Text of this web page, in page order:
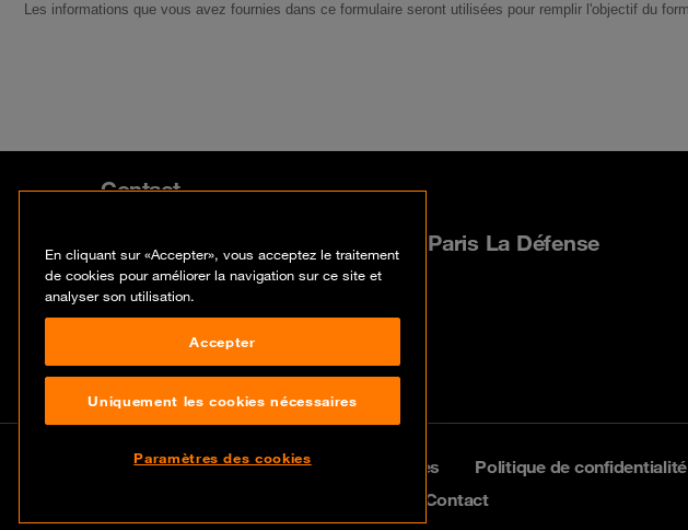
Contact
54 Place de l’Ellipse 92983 Paris La Défense
+33 01 46 53 53 53
© Orange Cyberdefense Mentions légales Politique de confidentialité
Contact
En cliquant sur «Accepter», vous acceptez le traitement
de cookies pour améliorer la navigation sur ce site et
analyser son utilisation.
Accepter
Uniquement les cookies nécessaires
Paramètres des cookies